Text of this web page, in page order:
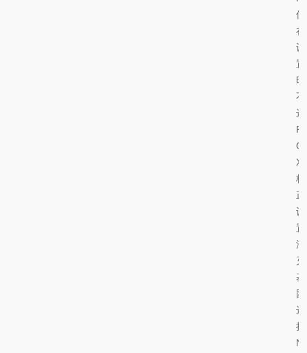
仪
在
设
置
时
不
选
R
O
X
校
设
置
淬
灭
基
团
选
择
N